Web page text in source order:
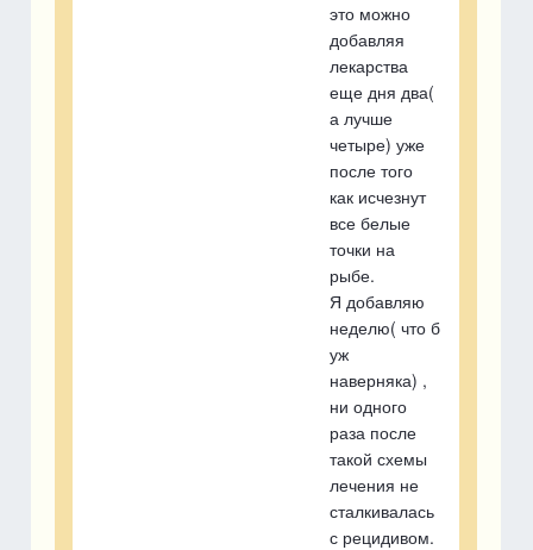
это можно
добавляя
лекарства
еще дня два(
а лучше
четыре) уже
после того
как исчезнут
все белые
точки на
рыбе.
Я добавляю
неделю( что б
уж
наверняка) ,
ни одного
раза после
такой схемы
лечения не
сталкивалась
с рецидивом.